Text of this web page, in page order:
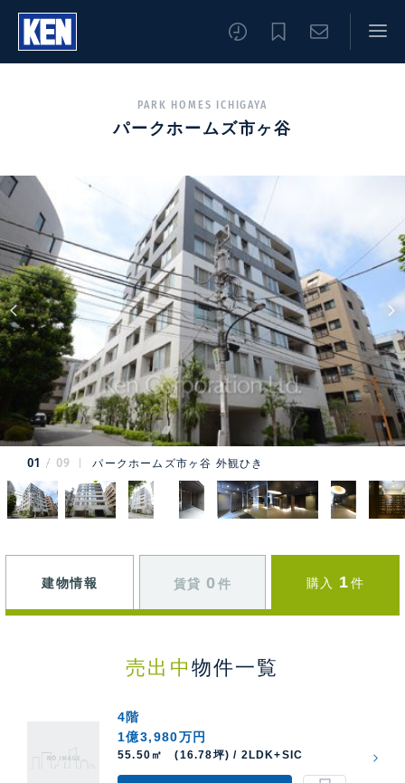
PARK HOMES ICHIGAYA
パークホームズ市ヶ谷
01 09 パークホームズ市ヶ谷 外観ひき
建物情報 賃貸 0 件 購入 1 件
売出中 物件一覧
4階
1億3,980万円
55.50㎡ (16.78坪) / 2LDK+SIC